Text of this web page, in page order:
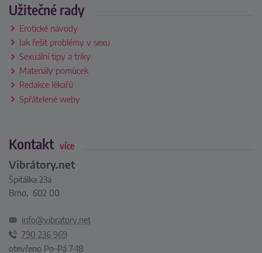
Užitečné rady
Erotické návody
Jak řešit problémy v sexu
Sexuální tipy a triky
Materiály pomůcek
Redakce lékařů
Spřátelené weby
Kontakt více
Vibrátory.net
Špitálka 23a
Brno, 602 00
info@vibratory.net
790 236 969
otevřeno Po–Pá 7–18